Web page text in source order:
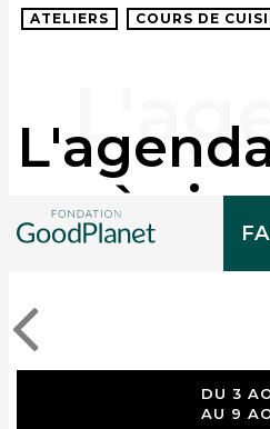
ATELIERS
COURS DE
après
DU 3
AU 9